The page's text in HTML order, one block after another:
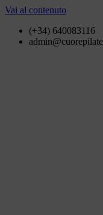
Vai al contenuto
(+34) 640083116